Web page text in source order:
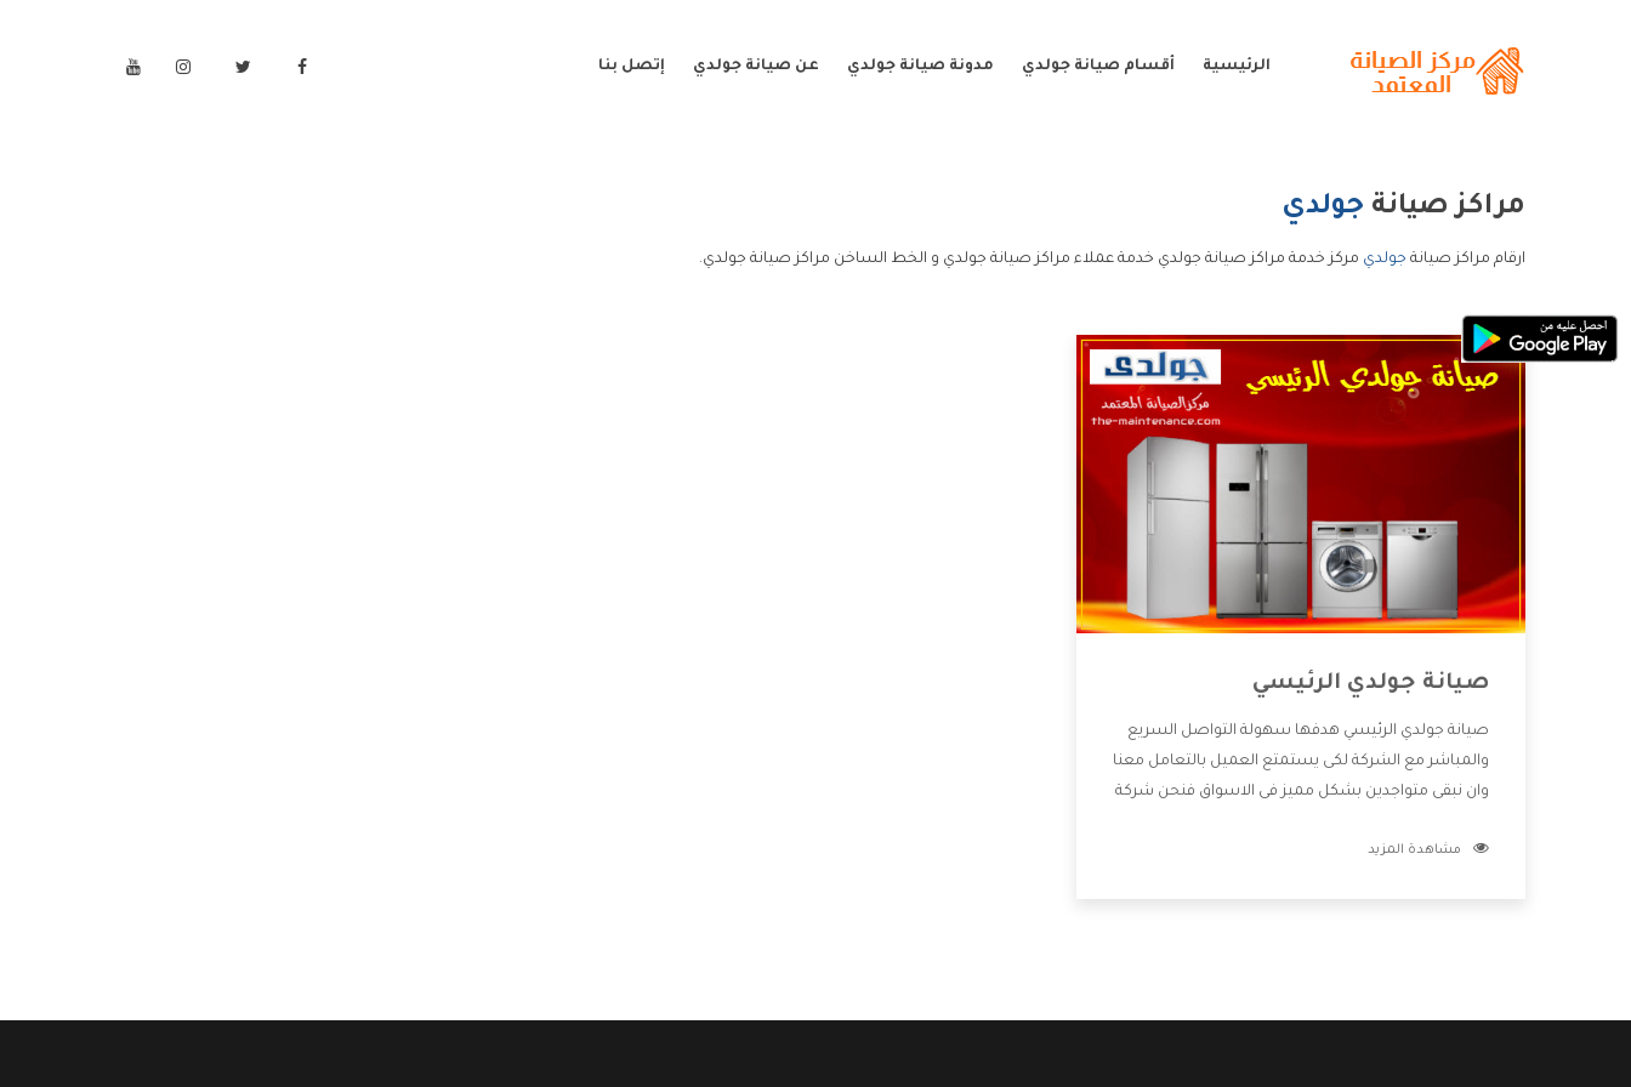
الرئيسية أقسام صيانة جولدي مدونة صيانة جولدي عن صيانة جولدي إتصل بنا
مراكز صيانة جولدي
ارقام مراكز صيانة جولدي مركز خدمة مراكز صيانة جولدي خدمة عملاء مراكز صيانة جولدي و الخط الساخن مراكز صيانة جولدي.
صيانة جولدي الرئيسي
صيانة جولدي الرئيسي هدفها سهولة التواصل السريع
والمباشر مع الشركة لكى يستمتع العميل بالتعامل معنا
وان نبقى متواجدين بشكل مميز فى الاسواق فنحن شركة
بالخدمات التى تنفرد الشركة بها والتى تكون منها خدمة
مشاهدة المزيد